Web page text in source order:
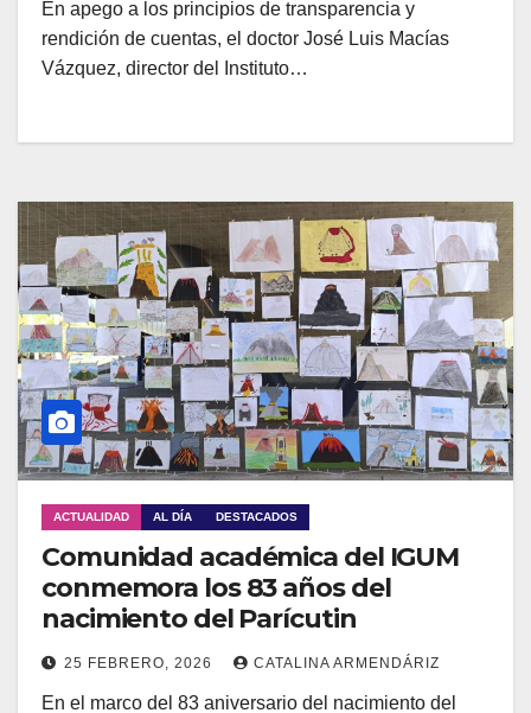
En apego a los principios de transparencia y
rendición de cuentas, el doctor José Luis Macías
Vázquez, director del Instituto…
ACTUALIDAD AL DÍA DESTACADOS
Comunidad académica del IGUM
conmemora los 83 años del
nacimiento del Parícutin
25 FEBRERO, 2026 CATALINA ARMENDÁRIZ
En el marco del 83 aniversario del nacimiento del